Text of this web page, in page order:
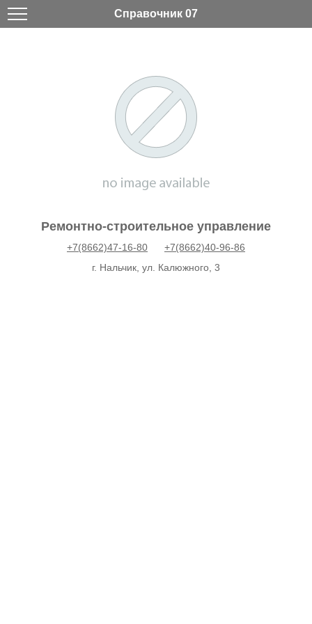
Справочник 07
Ремонтно-строительное управление
+7(8662)47-16-80
+7(8662)40-96-86
г. Нальчик, ул. Калюжного, 3